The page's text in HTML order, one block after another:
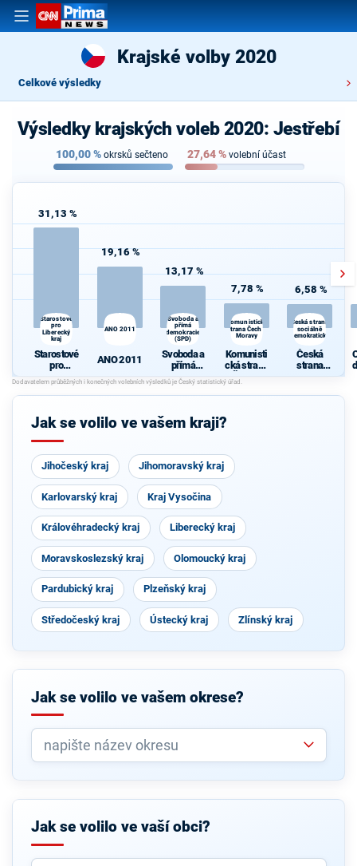
Krajské volby 2020
Celkové výsledky
Výsledky krajských voleb 2020: Jestřebí
100,00% okrsků sečteno 27,64% volební účast
31,13 %
Starostové
pro
Liberecký
kraj
Starostové
pro
Liberecký
kraj
19,16 %
ANO 2011
ANO 2011
13,17 %
Svoboda a
přímá
demokracie
(SPD)
Svoboda a
přímá
demokraci
e (SPD)
7,78 %
Komunistická
strana Čech a
Moravy
Komunisti
cká strana
Čech a
Moravy
6,58 %
Česká strana
sociálně
demokratická
Česká
strana
sociálně
cká
Jak se volilo ve vašem kraji?
Jihočeský kraj Jihomoravský kraj
Karlovarský kraj Kraj Vysočina
Královéhradecký kraj Liberecký kraj
Moravskoslezský kraj Olomoucký kraj
Pardubický kraj Plzeňský kraj
Středočeský kraj Ústecký kraj Zlínský kraj
Jak se volilo ve vašem okrese?
Jak se volilo ve vaší obci?